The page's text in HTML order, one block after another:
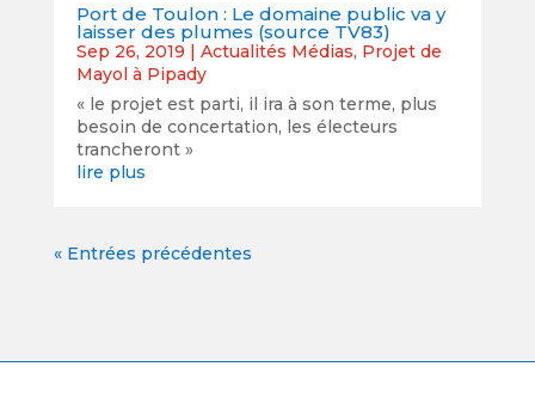
Port de Toulon : Le domaine public va y
laisser des plumes (source TV83)
Sep 26, 2019 | Actualités Médias, Projet de
Mayol à Pipady
« le projet est parti, il ira à son terme, plus
besoin de concertation, les électeurs
trancheront »
lire plus
« Entrées précédentes